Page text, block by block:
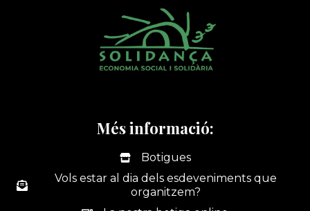
Més informació:
Botigues
Vols estar al dia dels esdeveniments que
organitzem?